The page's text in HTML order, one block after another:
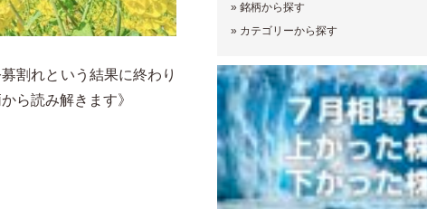
割れという結果に終わり
ら読み解きます》
»銘柄から探す
» カテゴリーから探す